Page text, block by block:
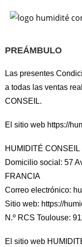
PREÁMBULO
Las presentes
a todas las ventas
CONSEIL.
El sitio web https://
HUMIDITÉ CONSEIL
Domicilio social: 57
FRANCIA
Correo electrónico:
Sitio web: https://
N.º RCS Toulouse:
El sitio web